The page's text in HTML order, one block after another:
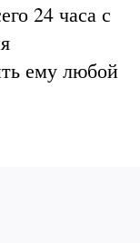
24 часа с
ему любой